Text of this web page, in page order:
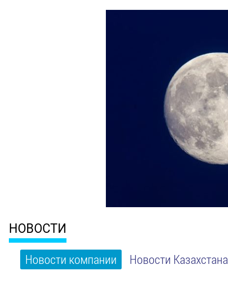
НОВОСТИ
Новости компании Новости Казахстана